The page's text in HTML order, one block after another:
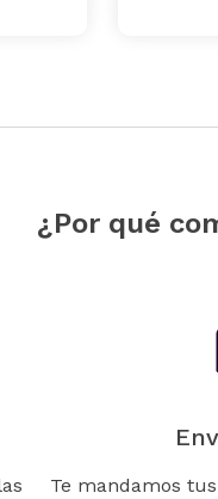
¿Por qué
Te mandamos